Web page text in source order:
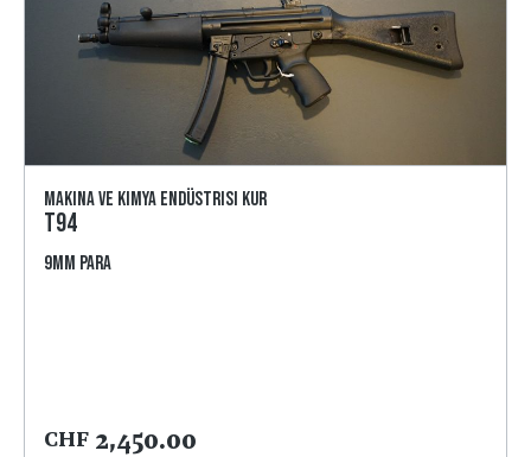
Makina ve Kimya Endüstrisi Kur
T94
9mm Para
CHF 2,450.00